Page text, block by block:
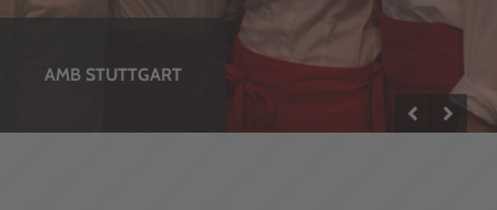
CONTROL STUTTGART
AMB STUTTGART
BAU MÜNCHEN